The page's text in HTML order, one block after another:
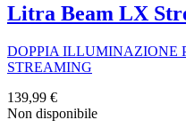
Litra Beam LX
DOPPIA ILLUMINAZIONE
STREAMING
139,99 €
Non disponibile